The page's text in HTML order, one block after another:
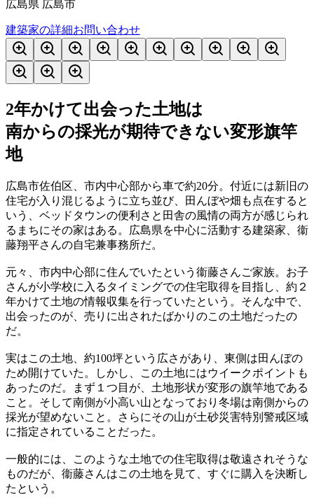
広島県 広島市
建築家の詳細お問い合わせ
2年かけて出会った土地は
南からの採光が期待できない変形旗竿
地
広島市佐伯区、市内中心部から車で約20分。付近には新旧の
住宅が入り混じるように立ち並び、田んぼや畑も点在すると
いう、ベッドタウンの便利さと田舎の風情の両方が感じられ
るまちにその家はある。広島県を中心に活動する建築家、衞
藤翔平さんの自宅兼事務所だ。
元々、市内中心部に住んでいたという衞藤さんご家族。お子
さんが小学校に入るタイミングでの住宅取得を目指し、約２
年かけて土地の情報収集を行っていたという。そんな中で、
出会ったのが、売りに出されたばかりのこの土地だったの
だ。
実はこの土地、約100坪という広さがあり、東側は田んぼの
ため開けていた。しかし、この土地にはウイークポイントも
あったのだ。まず１つ目が、土地形状が変形の旗竿地である
こと。そして南側が小高い山となっており冬場は南側からの
採光が望めないこと。さらにその山が土砂災害特別警戒区域
に指定されていることだった。
一般的には、このような土地での住宅取得は敬遠されそうな
ものだが、衞藤さんはこの土地を見て、すぐに購入を決断し
たという。